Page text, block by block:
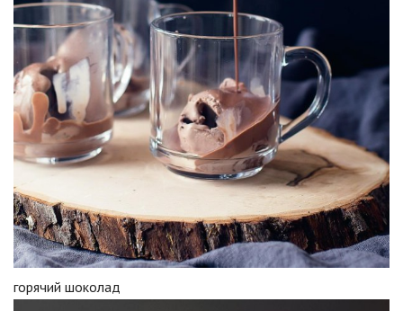
горячий шоколад